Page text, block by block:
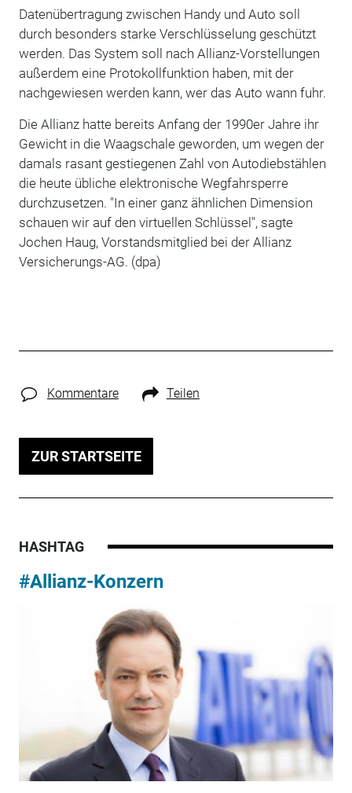
Datenübertragung zwischen Handy und Auto soll
durch besonders starke Verschlüsselung geschützt
werden. Das System soll nach Allianz-Vorstellungen
außerdem eine Protokollfunktion haben, mit der
nachgewiesen werden kann, wer das Auto wann fuhr.
Die Allianz hatte bereits Anfang der 1990er Jahre ihr
Gewicht in die Waagschale geworden, um wegen der
damals rasant gestiegenen Zahl von Autodiebstählen
die heute übliche elektronische Wegfahrsperre
durchzusetzen. "In einer ganz ähnlichen Dimension
schauen wir auf den virtuellen Schlüssel", sagte
Jochen Haug, Vorstandsmitglied bei der Allianz
Versicherungs-AG. (dpa)
Kommentare Teilen
ZUR STARTSEITE
HASHTAG
#Allianz-Konzern